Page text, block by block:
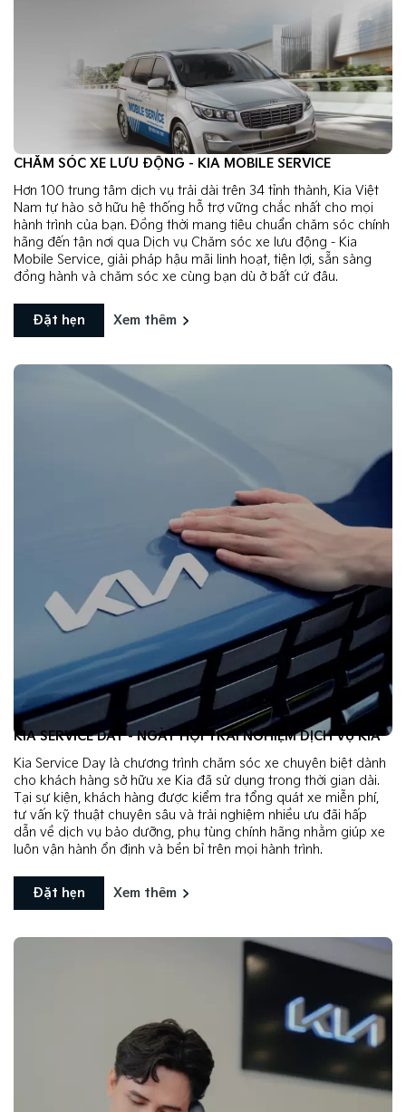
CHĂM SÓC XE LƯU ĐỘNG - KIA MOBILE SERVICE
Hơn 100 trung tâm dịch vụ trải dài trên 34 tỉnh thành, Kia Việt
Nam tự hào sở hữu hệ thống hỗ trợ vững chắc nhất cho mọi
hành trình của bạn. Đồng thời mang tiêu chuẩn chăm sóc chính
hãng đến tận nơi qua Dịch vụ Chăm sóc xe lưu động - Kia
Mobile Service, giải pháp hậu mãi linh hoạt, tiện lợi, sẵn sàng
đồng hành và chăm sóc xe cùng bạn dù ở bất cứ đâu.
Đặt hẹn Xem thêm
KIA SERVICE DAY - NGÀY HỘI TRẢI NGHIỆM DỊCH VỤ KIA
Kia Service Day là chương trình chăm sóc xe chuyên biệt dành
cho khách hàng sở hữu xe Kia đã sử dụng trong thời gian dài.
Tại sự kiện, khách hàng được kiểm tra tổng quát xe miễn phí,
tư vấn kỹ thuật chuyên sâu và trải nghiệm nhiều ưu đãi hấp
dẫn về dịch vụ bảo dưỡng, phụ tùng chính hãng nhằm giúp xe
luôn vận hành ổn định và bền bỉ trên mọi hành trình.
Đặt hẹn Xem thêm